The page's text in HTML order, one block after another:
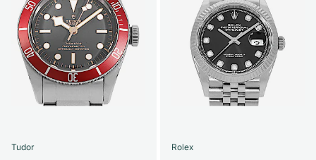
Tudor Rolex